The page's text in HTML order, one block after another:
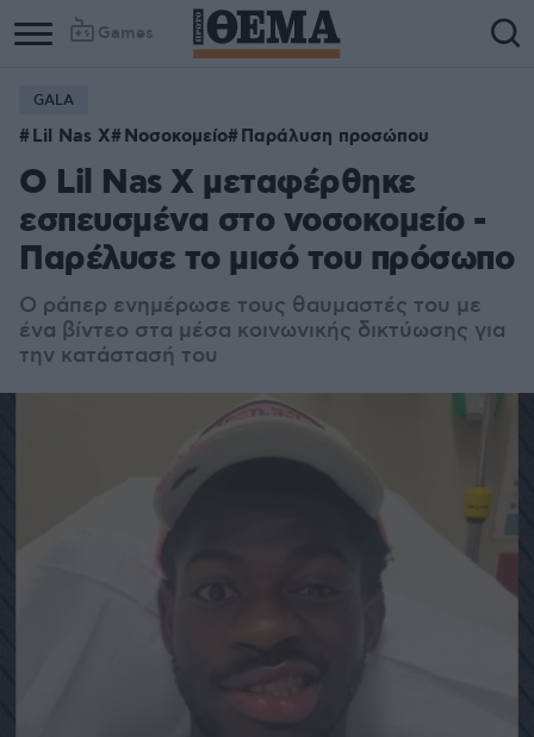
Games
GALA
Lil Nas X Νοσοκομείο Παράλυση προσώπου
Ο Lil Nas X μεταφέρθηκε
εσπευσμένα στο νοσοκομείο -
Παρέλυσε το μισό του πρόσωπο
Ο ράπερ ενημέρωσε τους θαυμαστές του με
ένα βίντεο στα μέσα κοινωνικής δικτύωσης για
την κατάστασή του